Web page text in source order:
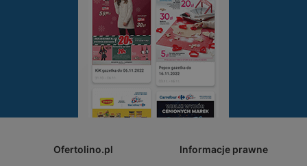
Ofertolino.pl Informacje prawne